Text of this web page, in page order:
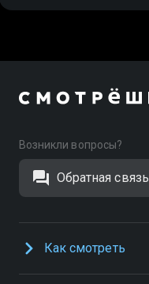
Возникли вопросы?
Обратная связь
Как смотреть